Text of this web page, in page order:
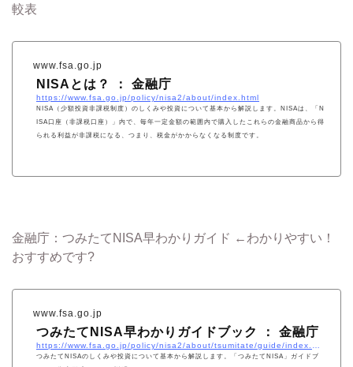
較表
www.fsa.go.jp
NISAとは？ ： 金融庁
https://www.fsa.go.jp/policy/nisa2/about/index.html
NISA（少額投資非課税制度）のしくみや投資について基本から解説します。NISAは、「N
ISA口座（非課税口座）」内で、毎年一定金額の範囲内で購入したこれらの金融商品から得
られる利益が非課税になる、つまり、税金がかからなくなる制度です。
金融庁：つみたてNISA早わかりガイド ←わかりやすい！
おすすめです?
www.fsa.go.jp
つみたてNISA早わかりガイドブック ： 金融庁
https://www.fsa.go.jp/policy/nisa2/about/tsumitate/guide/index.html
つみたてNISAのしくみや投資について基本から解説します。「つみたてNISA」ガイドブ